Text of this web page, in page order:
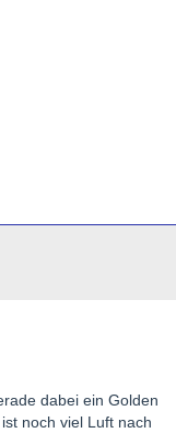
dabei ein Golden
noch viel Luft nach